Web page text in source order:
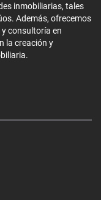
inmobiliarias, tales
Además, ofrecemos
consultoría en
la creación y